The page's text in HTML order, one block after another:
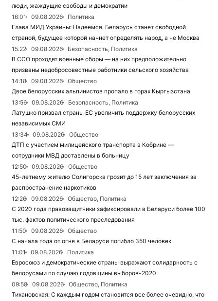
люди, жаждущие свободы и демократии
16:01
09.08.2026
Политика
Глава МИД Украины: Надеемся, Беларусь станет свободной
страной, будущее которой начнет определять народ, а не Москва
15:22
09.08.2026
Безопасность, Политика
В ССО проходят военные сборы — на них предположительно
призваны недобросовестные работники сельского хозяйства
14:18
09.08.2026
Общество
Двое белорусских альпинистов пропало в горах Кыргызстана
13:56
09.08.2026
Безопасность, Политика
Латушко призвал страны ЕС увеличить поддержку белорусских
независимых СМИ
13:34
09.08.2026
Общество
ДТП с участием милицейского транспорта в Кобрине —
сотрудники МВД доставлены в больницу
12:50
09.08.2026
Общество
45-летнему жителю Солигорска грозит до 15 лет заключения за
распространение наркотиков
12:26
09.08.2026
Общество, Политика
С 2020 года правозащитники зафиксировали в Беларуси более 100
тыс. фактов политического преследования
11:50
09.08.2026
Общество
С начала года от огня в Беларуси погибло 350 человек
11:01
09.08.2026
Политика
Евросоюз и демократические страны выражают солидарность с
белорусами по случаю годовщины выборов-2020
09:58
09.08.2026
Общество, Политика
Тихановская: С каждым годом становится все более очевидно, что